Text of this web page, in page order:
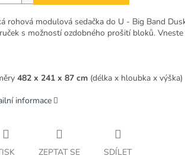
rohová modulová sedačka do U - Big Band
s možností ozdobného prošití bloků.
482 x 241 x 87 cm (délka x hloubka x výška)
informace
ZEPTAT SE SDÍLET